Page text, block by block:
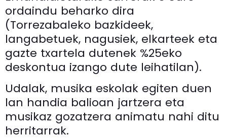
ordaindu beharko dira
(Torrezabaleko bazkideek,
langabetuek, nagusiek, elkarteek eta
gazte txartela dutenek %25eko
deskontua izango dute leihatilan).
Udalak, musika eskolak egiten duen
lan handia balioan jartzera eta
musikaz gozatzera animatu nahi ditu
herritarrak.